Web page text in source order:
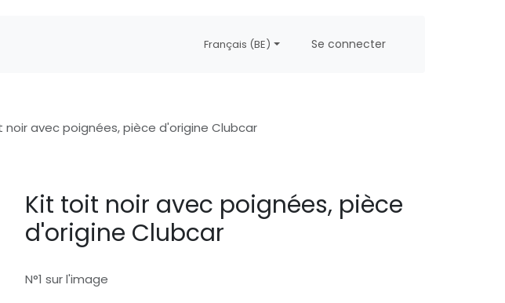
Postes
Français (BE) Se connecter
noir avec poignées, pièce d'origine Clubcar
Kit toit noir avec poignées, pièce
d'origine Clubcar
N°1 sur l'image